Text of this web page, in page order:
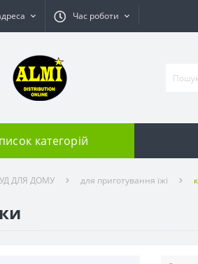
Час роботи
категорій
ДЛЯ ДОМУ для приготування їжі